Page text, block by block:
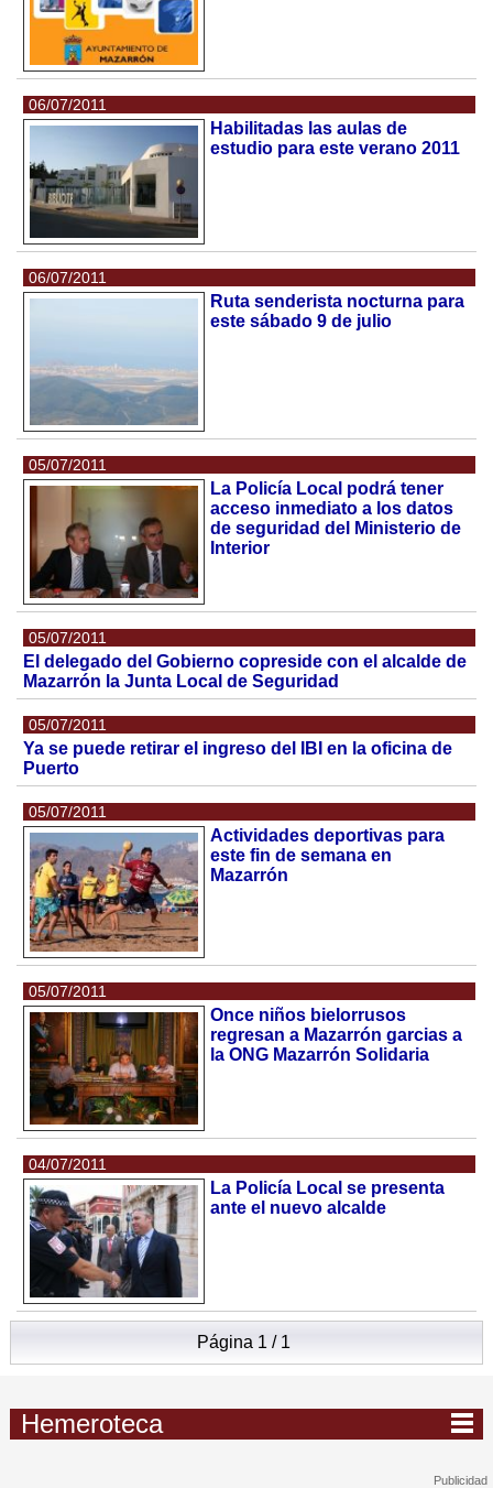
06/07/2011
Habilitadas las aulas de
estudio para este verano 2011
06/07/2011
Ruta senderista nocturna para
este sábado 9 de julio
05/07/2011
La Policía Local podrá tener
acceso inmediato a los datos
de seguridad del Ministerio de
Interior
05/07/2011
El delegado del Gobierno copreside con el alcalde de
Mazarrón la Junta Local de Seguridad
05/07/2011
Ya se puede retirar el ingreso del IBI en la oficina de
Puerto
05/07/2011
Actividades deportivas para
este fin de semana en
Mazarrón
05/07/2011
Once niños bielorrusos
regresan a Mazarrón garcias a
la ONG Mazarrón Solidaria
04/07/2011
La Policía Local se presenta
ante el nuevo alcalde
Página 1 / 1
Hemeroteca